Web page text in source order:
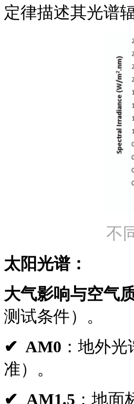
定律描述其光谱辐
不
太阳光谱：
大气影响与空气
测试条件）。
✔ AM0 ：地外
准）。
✔ AM1.5 ：地